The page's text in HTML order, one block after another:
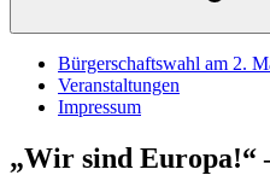
Bürgerschaftswahl am 2.
Veranstaltungen
Impressum
„Wir sind Europa!“